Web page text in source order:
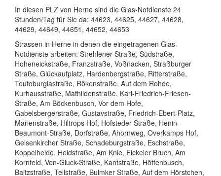
In diesen PLZ von Herne sind die Glas-Notdienste 24
Stunden/Tag für Sie da: 44623, 44625, 44627, 44628,
44629, 44649, 44651, 44652, 44653
Strassen in Herne in denen die eingetragenen Glas-
Notdienste arbeiten: Strehlener Straße, Südstraße,
Hoheneickstraße, Franzstraße, Voßnacken, Straßburger
Straße, Glückaufplatz, Hardenbergstraße, Ritterstraße,
Teutoburgiastraße, Rökenstraße, Auf dem Rohde,
Kurhausstraße, Mathildenstraße, Karl-Friedrich-Friesen-
Straße, Am Böckenbusch, Vor dem Hofe,
Gabelsbergerstraße, Gustavstraße, Friedrich-Ebert-Platz,
Marienstraße, Hiltrops Hof, Hofsteder Straße, Henin-
Beaumont-Straße, Dorfstraße, Ahornweg, Overkamps Hof,
Gelsenkircher Straße, Schadeburgstraße, Eschstraße,
Koppelheide, Heidstraße, Am Knie, Eickeler Bruch, Am
Kornfeld, Von-Gluck-Straße, Kantstraße, Höttenbusch,
Baltzstraße, Tellstraße, Bulmker Straße, Auf dem Hörstchen,